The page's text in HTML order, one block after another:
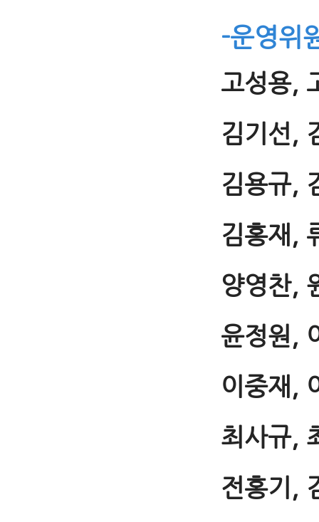
-운영위
고성용,
김기선,
김용규,
김홍재,
양영찬,
윤정원,
이중재,
최사규,
전홍기,